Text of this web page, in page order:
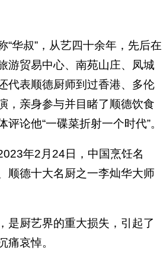
“华叔”，从艺四十余年，先后在
游贸易中心、南苑山庄、凤城
代表顺德厨师到过香港、多伦
，亲身参与并目睹了顺德饮食
评论他“一碟菜折射一个时代”。
年2月24日，中国烹饪名
顺德十大名厨之一李灿华大师
是厨艺界的重大损失，引起了
痛哀悼。